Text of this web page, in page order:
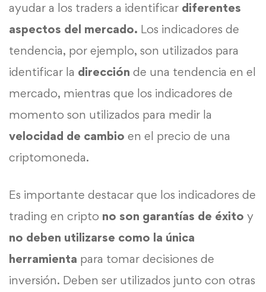
ayudar a los traders a identificar diferentes
aspectos del mercado. Los indicadores de
tendencia, por ejemplo, son utilizados para
identificar la dirección de una tendencia en el
mercado, mientras que los indicadores de
momento son utilizados para medir la
velocidad de cambio en el precio de una
criptomoneda.
Es importante destacar que los indicadores de
trading en cripto no son garantías de éxito y
no deben utilizarse como la única
herramienta para tomar decisiones de
inversión. Deben ser utilizados junto con otras